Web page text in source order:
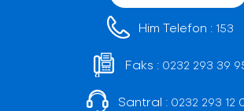
Him Telefon : 153
Faks : 0232 293 39
Santral : 0232 293 12